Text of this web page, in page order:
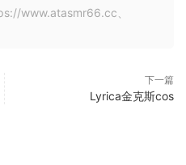
www.atasmr66.cc、
下一篇
Lyrica金克斯cos